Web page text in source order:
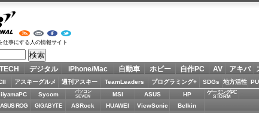
事にする人の情報サイト
TECH デジタル iPhone/Mac 自動車 ホビー 自作PC AV アキバ
アスキーグルメ 週刊アスキー TeamLeaders プログラミング+ SDGs 地方活性
iiyamaPC Sycom
パソコン
SEVEN
MSI ASUS HP ゲーミングPC
STORM
ASUS ROG GIGABYTE ASRock HUAWEI ViewSonic Belkin